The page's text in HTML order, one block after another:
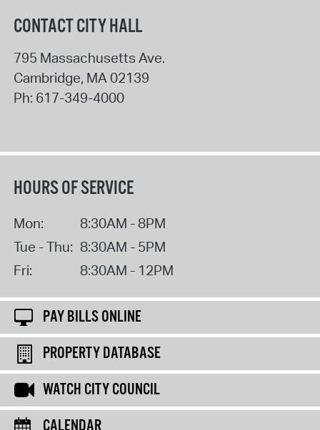
CONTACT CITY HALL
795 Massachusetts Ave.
Cambridge, MA02139
Ph: 617-349-4000
HOURS OF SERVICE
Mon:
8:30AM - 8PM
Tue - Thu: 8:30AM - 5PM
Fri:
8:30AM - 12PM
PAY BILLS ONLINE
PROPERTY DATABASE
WATCH CITY COUNCIL